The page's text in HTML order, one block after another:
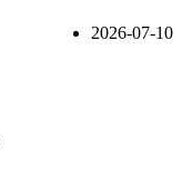
2026-07-10